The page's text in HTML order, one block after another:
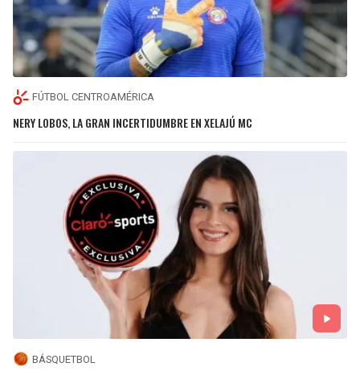
FÚTBOL CENTROAMÉRICA
NERY LOBOS, LA GRAN INCERTIDUMBRE EN XELAJÚ MC
BÁSQUETBOL